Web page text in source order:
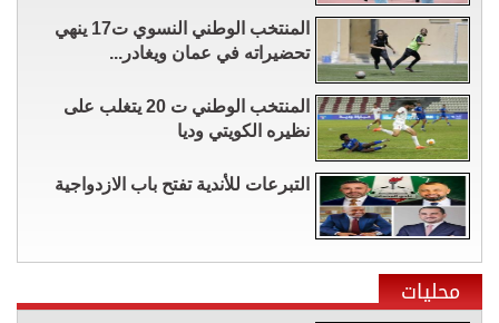
المنتخب الوطني النسوي ت17 ينهي
تحضيراته في عمان ويغادر...
المنتخب الوطني ت 20 يتغلب على
نظيره الكويتي وديا
التبرعات للأندية تفتح باب الازدواجية
محليات